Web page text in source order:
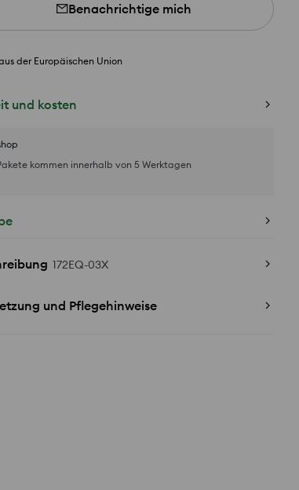
Benachrichtige mich
der Europäischen Union
und kosten
kommen innerhalb von 5 Werktagen
172EQ-03X
und Pflegehinweise